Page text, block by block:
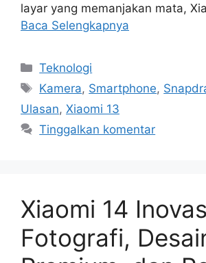
layar yang memanjakan mata,
Baca Selengkapnya
Kategori
Teknologi
Tag
Kamera, Smartphone,
Ulasan, Xiaomi 13
Tinggalkan komentar
Xiaomi 14
Fotografi,